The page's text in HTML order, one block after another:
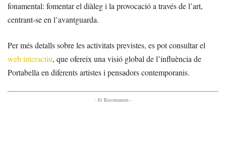
fonamental: fomentar el diàleg i la provocació a través de l’art,
centrant-se en l’avantguarda.
Per més detalls sobre les activitats previstes, es pot consultar el
web interactiu, que ofereix una visió global de l’influència de
Portabella en diferents artistes i pensadors contemporanis.
- Et Recomanem -